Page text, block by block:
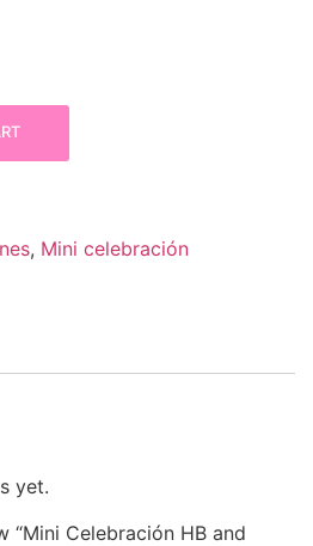
, Mini celebración
yet.
“Mini Celebración HB and